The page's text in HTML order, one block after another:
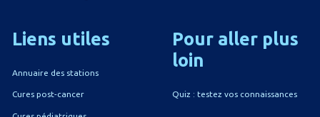
Liens utiles
Annuaire des stations
Cures post-cancer
Pour aller plus
loin
Quiz : testez vos connaissances